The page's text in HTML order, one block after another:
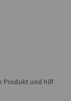
Produkt und hilf